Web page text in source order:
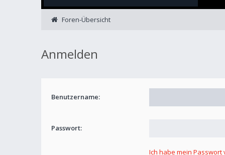
Foren-Übersicht
Anmelden
Benutzername:
Passwort:
Ich habe mein Passwort